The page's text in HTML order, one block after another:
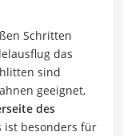
Schritten
das
sind
geeignet,
des
ist besonders für